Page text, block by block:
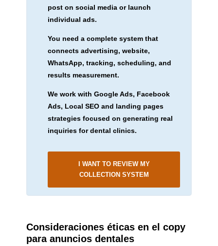
post on social media or launch
individual ads.
You need a complete system that
connects advertising, website,
WhatsApp, tracking, scheduling, and
results measurement.
We work with Google Ads, Facebook
Ads, Local SEO and landing pages
strategies focused on generating real
inquiries for dental clinics.
I WANT TO REVIEW MY
COLLECTION SYSTEM
Consideraciones éticas en el copy
para anuncios dentales